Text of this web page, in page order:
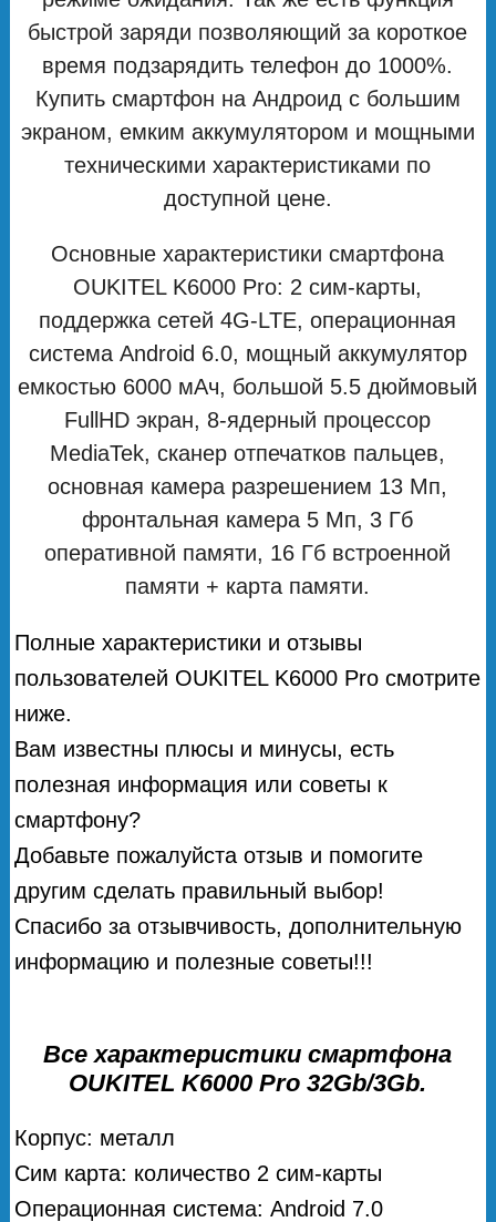
быстрой заряди позволяющий за короткое
время подзарядить телефон до 1000%.
Купить смартфон на Андроид с большим
экраном, емким аккумулятором и мощными
техническими характеристиками по
доступной цене.
Основные характеристики смартфона
OUKITEL K6000 Pro: 2 сим-карты,
поддержка сетей 4G-LTE, операционная
система Android 6.0, мощный аккумулятор
емкостью 6000 мАч, большой 5.5 дюймовый
FullHD экран, 8-ядерный процессор
MediaTek, сканер отпечатков пальцев,
основная камера разрешением 13 Мп,
фронтальная камера 5 Мп, 3 Гб
оперативной памяти, 16 Гб встроенной
памяти + карта памяти.
Полные характеристики и отзывы
пользователей OUKITEL K6000 Pro смотрите
ниже.
Вам известны плюсы и минусы, есть
полезная информация или советы к
смартфону?
Добавьте пожалуйста отзыв и помогите
другим сделать правильный выбор!
Спасибо за отзывчивость, дополнительную
информацию и полезные советы!!!
Все характеристики смартфона
OUKITEL K6000 Pro 32Gb/3Gb.
Корпус: металл
Сим карта: количество 2 сим-карты
Операционная система: Android 7.0